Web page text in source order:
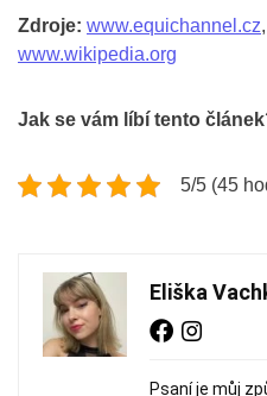
Zdroje: www.equichannel.cz,
www.wikipedia.org
Jak se vám líbí tento
5/5 (45
Eliška
Psaní je můj